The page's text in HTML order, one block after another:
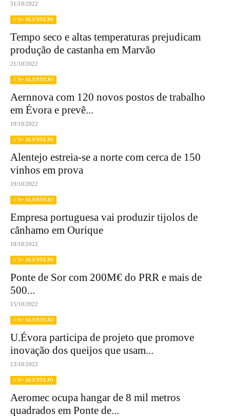
31/10/2022
// S+ ALENTEJO
Tempo seco e altas temperaturas prejudicam
produção de castanha em Marvão
21/10/2022
// S+ ALENTEJO
Aernnova com 120 novos postos de trabalho
em Évora e prevê...
19/10/2022
// S+ ALENTEJO
Alentejo estreia-se a norte com cerca de 150
vinhos em prova
19/10/2022
// S+ ALENTEJO
Empresa portuguesa vai produzir tijolos de
cânhamo em Ourique
18/10/2022
// S+ ALENTEJO
Ponte de Sor com 200M€ do PRR e mais de
500...
15/10/2022
// S+ ALENTEJO
U.Évora participa de projeto que promove
inovação dos queijos que usam...
13/10/2022
// S+ ALENTEJO
Aeromec ocupa hangar de 8 mil metros
quadrados em Ponte de...